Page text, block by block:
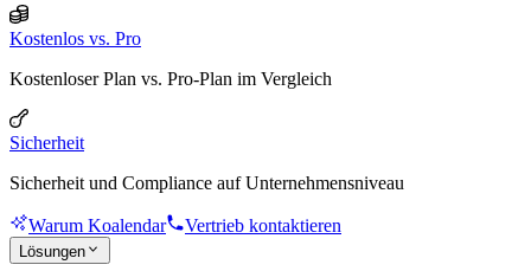
Kostenlos vs. Pro
Kostenloser Plan vs. Pro-Plan im Vergleich
Sicherheit
Sicherheit und Compliance auf Unternehmensniveau
Warum Koalendar Vertrieb kontaktieren
Lösungen